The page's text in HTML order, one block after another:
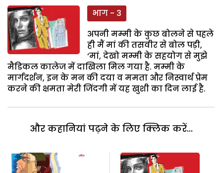
भाग - 3
अपनी मम्मी के कुछ बोलने से पहले
ही मैं मां की तसवीर से बोल पड़ी,
‘मां, देखो मम्मी के सहयोग से मुझे
मैडिकल कालेज में दाखिला मिल गया है. मम्मी के
मार्गदर्शन, इन के मन की दया व ममता और निस्वार्थ प्रेम
करने की क्षमता मेरी जिंदगी में यह खुशी का दिन लाई है.
और कहानियां पढ़ने के लिए क्लिक करें...